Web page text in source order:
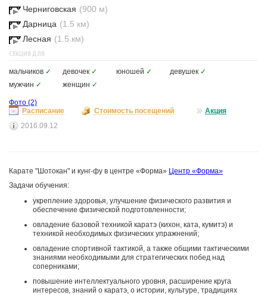
Черниговская (900 м)
Дарница (1.5 км)
Лесная (1.5 км)
СЕКЦИЯ ДЛЯ
мальчиков ✓ девочек ✓ юношей ✓ девушек ✓
мужчин ✓ женщин ✓
Фото (2)
Расписание
Стоимость посещений
Акция
2016.09.12
Карате "Шотокан" и кунг-фу в центре «Форма» Центр «Форма»
Задачи обучения:
укрепление здоровья, улучшение физического развития и
обеспечение физической подготовленности;
овладение базовой техникой каратэ (кихон, ката, кумитэ) и
техникой необходимых физических упражнений;
овладение спортивной тактикой, а также общими тактическими
знаниями необходимыми для стратегических побед над
соперниками;
повышение интеллектуального уровня, расширение круга
интересов, знаний о каратэ, о истории, культуре, традициях